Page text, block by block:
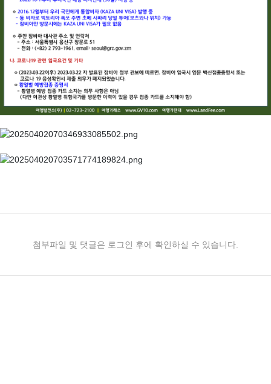
첨부파일 및 댓글은 로그인 후에 확인하실 수 있습니다.